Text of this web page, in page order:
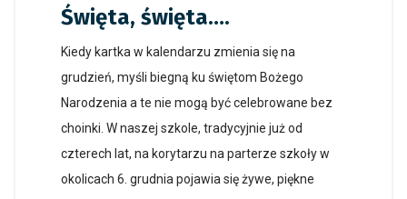
Święta, święta….
Kiedy kartka w kalendarzu zmienia się na
grudzień, myśli biegną ku świętom Bożego
Narodzenia a te nie mogą być celebrowane bez
choinki. W naszej szkole, tradycyjnie już od
czterech lat, na korytarzu na parterze szkoły w
okolicach 6. grudnia pojawia się żywe, piękne